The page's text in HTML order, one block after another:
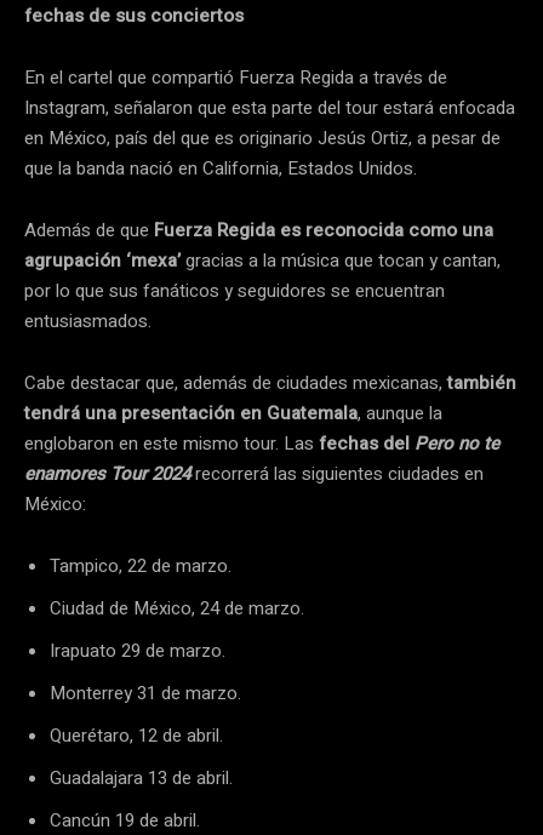
fechas de sus conciertos
En el cartel que compartió Fuerza Regida a través de
Instagram, señalaron que esta parte del tour estará enfocada
en México, país del que es originario Jesús Ortiz, a pesar de
que la banda nació en California, Estados Unidos.
Además de que Fuerza Regida es reconocida como una
agrupación ‘mexa’gracias a la música que tocan y cantan,
por lo que sus fanáticos y seguidores se encuentran
entusiasmados.
Cabe destacar que, además de ciudades mexicanas,también
tendrá una presentación en Guatemala, aunque la
englobaron en este mismo tour. Las fechas del Pero no te
enamores Tour 2024recorrerá las siguientes ciudades en
México:
Tampico, 22 de marzo.
Ciudad de México, 24 de marzo.
Irapuato 29 de marzo.
Monterrey 31 de marzo.
Querétaro, 12 de abril.
Guadalajara 13 de abril.
Cancún 19 de abril.